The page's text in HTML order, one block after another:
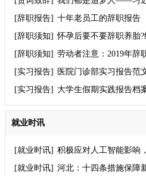
录
[辞职报告] 十年老员工的辞职报告
[辞职须知] 怀孕后要不要辞职养胎
[辞职须知] 劳动者注意：2019年辞
到！
[实习报告]
医院门诊部实习报告范
[实习报告] 大学生假期实践报告档
就业时讯
[就业时讯] 积极应对人工智能影响
[就业时讯] 河北：十四条措施保障